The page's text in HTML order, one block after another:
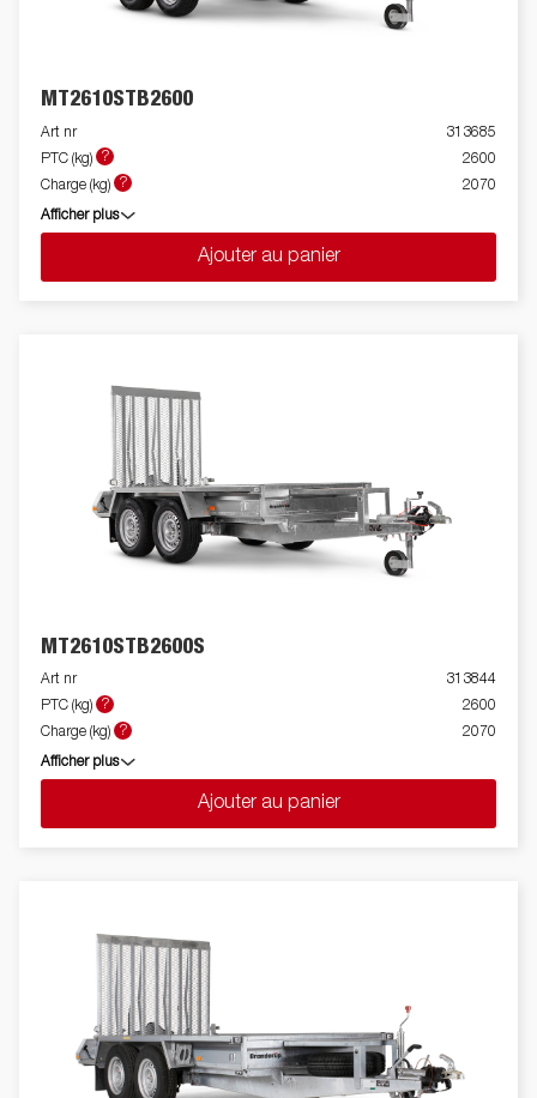
MT2610STB2600
Art nr
313685
PTC (kg)
?
2600
Charge (kg)
? 2070
Afficher plus
Ajouter au panier
MT2610STB2600S
Art nr
313844
PTC (kg)
?
2600
Charge (kg)
? 2070
Afficher plus
Ajouter au panier